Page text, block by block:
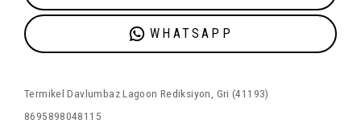
WHATSAPP
Termikel Davlumbaz Lagoon Rediksiyon, Gri (41193)
8695898048115